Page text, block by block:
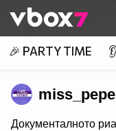
👾
🎉 PARTY TIME
Документалното